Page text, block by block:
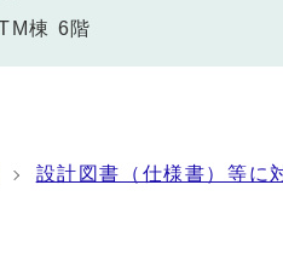
棟 6階
設計図書（仕様書）等に